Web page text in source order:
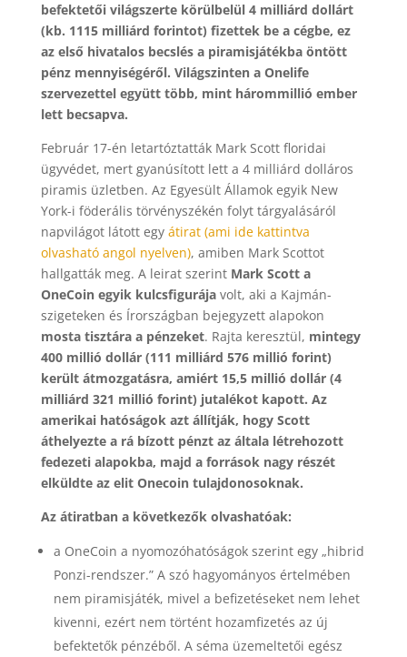
befektetői világszerte körülbelül 4 milliárd dollárt
(kb. 1115 milliárd forintot) fizettek be a cégbe, ez
az első hivatalos becslés a piramisjátékba öntött
pénz mennyiségéről. Világszinten a Onelife
szervezettel együtt több, mint hárommillió ember
lett becsapva.
Február 17-én letartóztatták Mark Scott floridai
ügyvédet, mert gyanúsított lett a 4 milliárd dolláros
piramis üzletben. Az Egyesült Államok egyik New
York-i föderális törvényszékén folyt tárgyalásáról
napvilágot látott egy átirat (ami ide kattintva
olvasható angol nyelven), amiben Mark Scottot
hallgatták meg. A leirat szerintMark Scott a
OneCoin egyik kulcsfigurájavolt, aki a Kajmán-
szigeteken és Írországban bejegyzett alapokon
mosta tisztára a pénzeket. Rajta keresztül, mintegy
400 millió dollár (111 milliárd 576 millió forint)
került átmozgatásra, amiért 15,5 millió dollár (4
milliárd 321 millió forint) jutalékot kapott. Az
amerikai hatóságok azt állítják, hogy Scott
áthelyezte a rá bízott pénzt az általa létrehozott
fedezeti alapokba, majd a források nagy részét
elküldte az elit Onecoin tulajdonosoknak.
Az átiratban a következők olvashatóak:
a OneCoin a nyomozóhatóságok szerint egy „hibrid
Ponzi-rendszer.” A szó hagyományos értelmében
nem piramisjáték, mivel a befizetéseket nem lehet
kivenni, ezért nem történt hozamfizetés az új
befektetők pénzéből. A séma üzemeltetői egész